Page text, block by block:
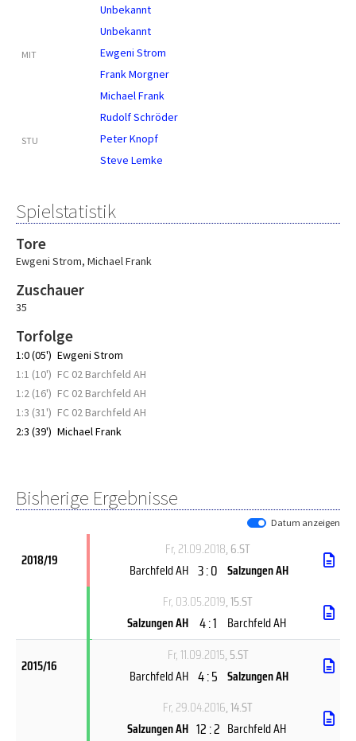
Unbekannt
Unbekannt
MIT
Ewgeni Strom
Frank Morgner
Michael Frank
Rudolf Schröder
STU
Peter Knopf
Steve Lemke
Spielstatistik
Tore
Ewgeni Strom, Michael Frank
Zuschauer
35
Torfolge
1:0 (05') Ewgeni Strom
1:1 (10') FC 02 Barchfeld AH
1:2 (16') FC 02 Barchfeld AH
1:3 (31') FC 02 Barchfeld AH
2:3 (39') Michael Frank
Bisherige Ergebnisse
Datum anzeigen
2018/19
Fr, 21.09.2018, 6.ST
Barchfeld AH 3 : 0 Salzungen AH
Fr, 03.05.2019, 15.ST
Salzungen AH 4 : 1 Barchfeld AH
2015/16
Fr, 11.09.2015, 5.ST
Barchfeld AH 4 : 5 Salzungen AH
Fr, 29.04.2016, 14.ST
Salzungen AH 12 : 2 Barchfeld AH